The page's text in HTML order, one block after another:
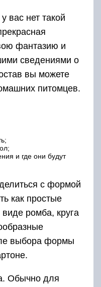
вас нет такой
фантазию и
сведениями о
вы можете
питомцев.
и где они будут
с формой
как простые
ромба, круга
выбора формы
Обычно для